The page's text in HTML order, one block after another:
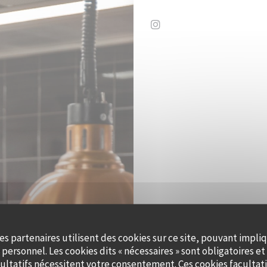
partenaires utilisent des cookies sur ce site, pouvant
Les cookies dits « nécessaires » sont obligatoires
nécessitent votre consentement. Ces cookies
Instagram ((ouvre une
QUAI OUEST